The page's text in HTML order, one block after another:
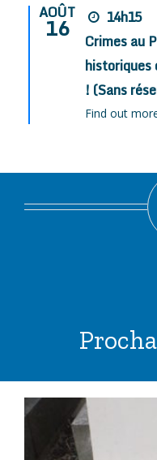
AOÛT
16
14h15
Crimes au
historiques
! (Sans
Find out